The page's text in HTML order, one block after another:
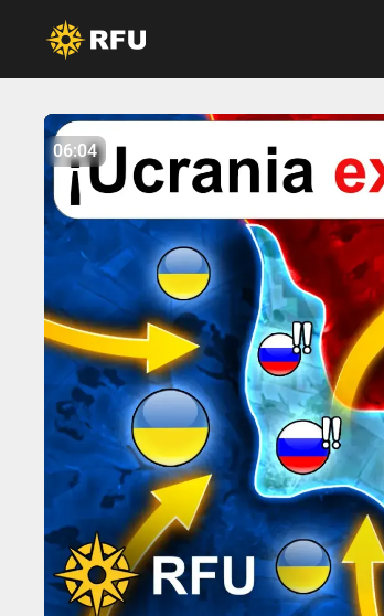
No items found.
06:04